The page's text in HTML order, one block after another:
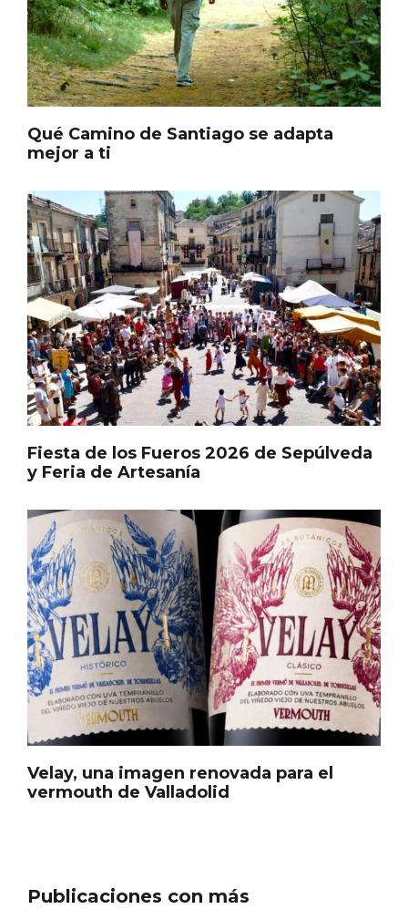
Qué Camino de Santiago se adapta
mejor a ti
Fiesta de los Fueros 2026 de Sepúlveda
y Feria de Artesanía
Velay, una imagen renovada para el
vermouth de Valladolid
Publicaciones con más
Pino 2026
En marzo, vuelve la mejor gastronomía
de la Trufa Negra de Soria